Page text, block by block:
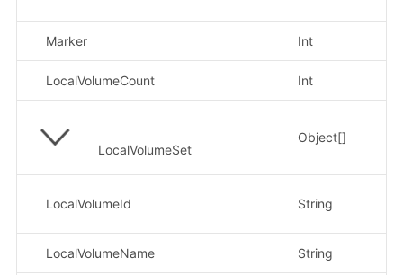
Marker Int
LocalVolumeCount Int
LocalVolumeSet
Object[]
LocalVolumeId String
LocalVolumeName String